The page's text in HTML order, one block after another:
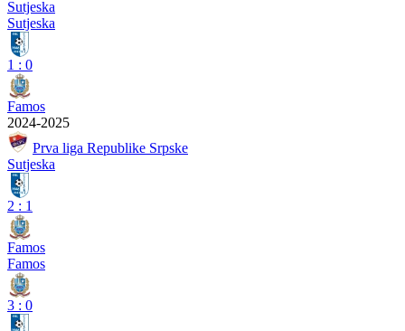
Sutjeska
Sutjeska
1 : 0
Famos
2024-2025
Prva liga Republike Srpske
Sutjeska
2 : 1
Famos
Famos
3 : 0